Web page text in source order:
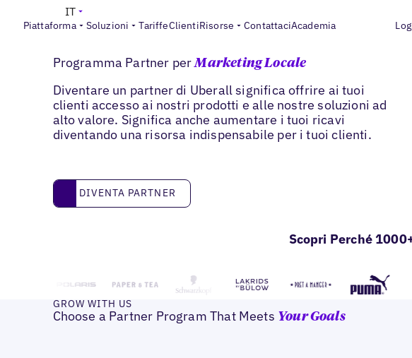
Piattaforma Soluzioni TariffeClientiRisorse ContattaciAcademia
IT
PARTNER
Programma Partner perMarketing Locale
Diventare un partner di Uberall significa offrire ai tuoi
clienti accesso ai nostri prodotti e alle nostre soluzioni ad
alto valore. Significa anche aumentare i tuoi ricavi
diventando una risorsa indispensabile per i tuoi clienti.
DIVENTA PARTNER
DIVENTA PARTNER
Scopri Perché
GROW WITH US
Choose a Partner Program That Meets Your Goals